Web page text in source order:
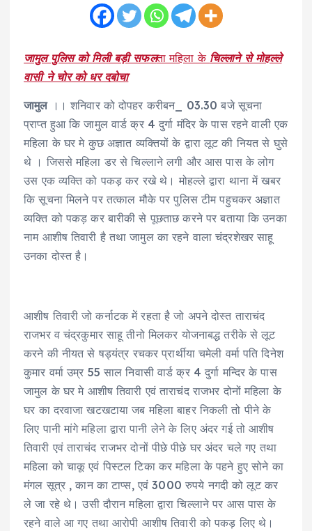
जामुल पुलिस को मिली बड़ी सफलता महिला के चिल्लाने से मोहल्ले
वासी ने चोर को धर दबोचा
जामुल।। शनिवार को दोपहर करीबन_ 03.30 बजे सूचना
प्राप्त हुआ कि जामुल वार्ड क्र 4 दुर्गा मंदिर के पास रहने वाली एक
महिला के घर मे कुछ अज्ञात व्यक्तियों के द्वारा लूट की नियत से घुसे
थे । जिससे महिला डर से चिल्लाने लगी और आस पास के लोग
उस एक व्यक्ति को पकड़ कर रखे थे। मोहल्ले द्वारा थाना में खबर
कि सूचना मिलने पर तत्काल मौके पर पुलिस टीम पहुचकर अज्ञात
व्यक्ति को पकड़ कर बारीकी से पूछताछ करने पर बताया कि उनका
नाम आशीष तिवारी है तथा जामुल का रहने वाला चंद्रशेखर साहू
उनका दोस्त है।
आशीष तिवारी जो कर्नाटक में रहता है जो अपने दोस्त ताराचंद
राजभर व चंद्रकुमार साहू तीनो मिलकर योजनाबद्ध तरीके से लूट
करने की नीयत से षड्यंत्र रचकर प्रार्थीया चमेली वर्मा पति दिनेश
कुमार वर्मा उम्र 55 साल निवासी वार्ड क्र 4 दुर्गा मन्दिर के पास
जामुल के घर मे आशीष तिवारी एवं ताराचंद राजभर दोनों महिला के
घर का दरवाजा खटखटाया जब महिला बाहर निकली तो पीने के
लिए पानी मांगे महिला द्वारा पानी लेने के लिए अंदर गई तो आशीष
तिवारी एवं ताराचंद राजभर दोनों पीछे पीछे घर अंदर चले गए तथा
महिला को चाकू एवं पिस्टल टिका कर महिला के पहने हुए सोने का
मंगल सूत्र , कान का टाप्स, एवं 3000 रुपये नगदी को लूट कर
ले जा रहे थे। उसी दौरान महिला द्वारा चिल्लाने पर आस पास के
रहने वाले आ गए तथा आरोपी आशीष तिवारी को पकड़ लिए थे।